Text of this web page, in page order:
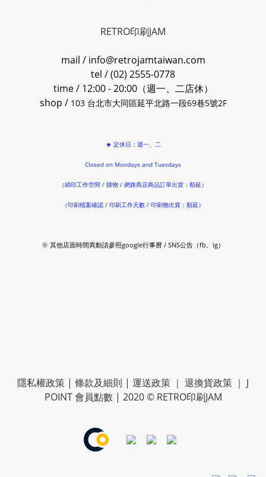
RETRO印刷JAM
mail / info@retrojamtaiwan.com
tel / (02) 2555-0778
time / 12:00 - 20:00（週一、二店休）
shop / 103 台北市大同區延平北路一段69巷5號2F
★ 定休日：週一、二
Closed on Mondays and Tuesdays
（絹印工作空間 / 購物 / 網路商店商品訂單出貨：順延）
（印刷檔案確認 / 印刷工作天數 / 印刷物出貨：順延）
※ 其他店面時間異動請參照google行事曆 / SNS公告（fb、ig）
隱私權政策 | 條款及細則 | 運送政策 ｜ 退換貨政策 ｜ J
POINT 會員點數 | 2020 © RETRO印刷JAM